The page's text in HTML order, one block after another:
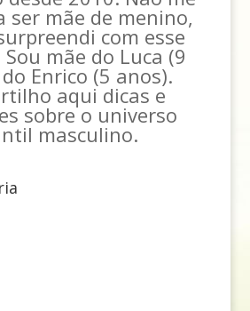
ser mãe de menino,
com esse
mãe do Luca (9
Enrico (5 anos).
aqui dicas e
sobre o universo
masculino.